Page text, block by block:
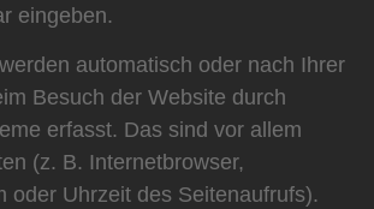
eingeben.
automatisch oder nach Ihrer
Besuch der Website durch
erfasst. Das sind vor allem
(z. B. Internetbrowser,
oder Uhrzeit des Seitenaufrufs).